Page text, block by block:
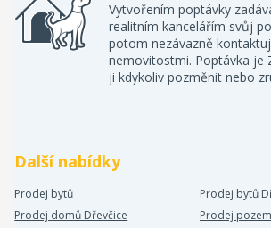
Vytvořením poptávky
realitním kancelářím svůj
potom nezávazně
nemovitostmi. Poptávka je
ji kdykoliv pozměnit nebo
Další nabídky
Prodej bytů
Prodej bytů
Prodej domů Dřevčice
Prodej